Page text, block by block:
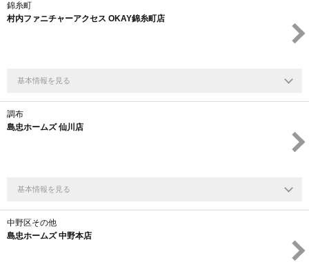
錦糸町
村内ファニチャーアクセス OKAY錦糸町店
基本情報を見る
調布
島忠ホームズ 仙川店
基本情報を見る
中野区その他
島忠ホームズ 中野本店